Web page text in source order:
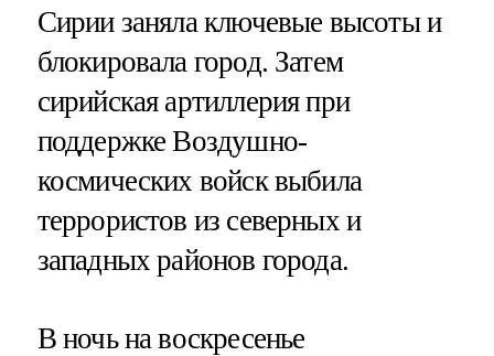
Сирии заняла ключевые высоты и
блокировала город. Затем
сирийская артиллерия при
поддержке Воздушно-
космических войск выбила
террористов из северных и
западных районов города.
В ночь на воскресенье